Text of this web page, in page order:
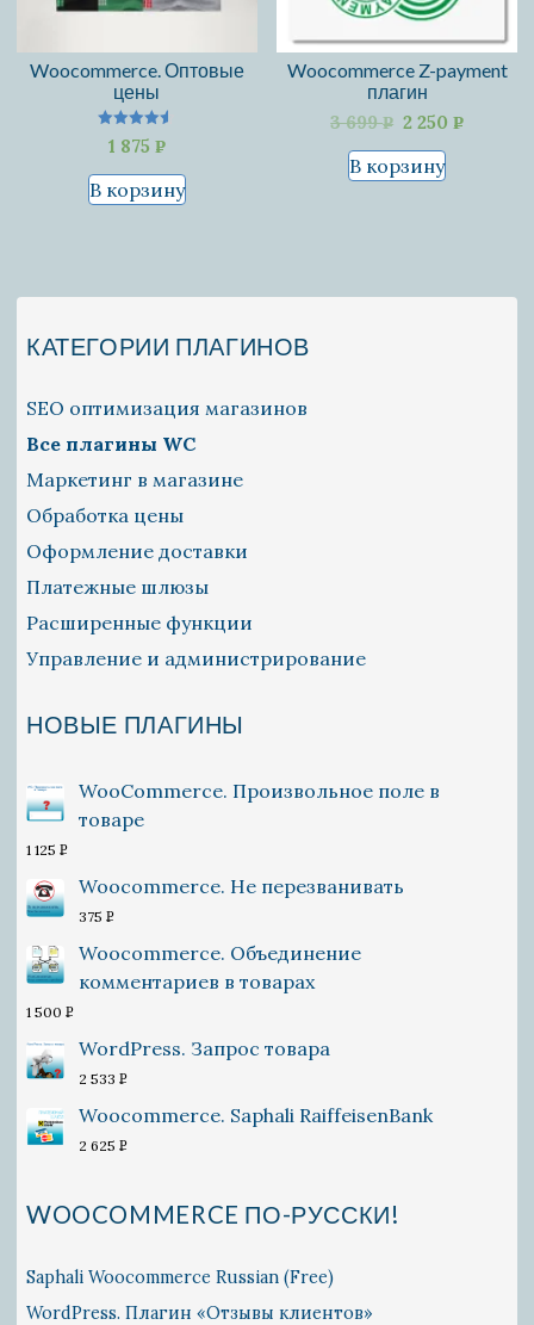
Woocommerce. Оптовые
цены
Оценка
4.50
1 875 P
УБ.
В корзину
Woocommerce Z-payment
плагин
3 699P
УБ.цена
составляла
2 250P
В корзину
КАТЕГОРИИ ПЛАГИНОВ
SEO оптимизация магазинов
Все плагины WС
Маркетинг в магазине
Обработка цены
Оформление доставки
Платежные шлюзы
Расширенные функции
Управление и администрирование
НОВЫЕ ПЛАГИНЫ
WooCommerce. Произвольное поле в
товаре
1 125 P
Woocommerce. Не перезванивать
375 P
Woocommerce. Объединение
комментариев в товарах
1 500 P
WordPress. Запрос товара
2 533 P
Woocommerce. Saphali RaiffeisenBank
2 625 P
WOOCOMMERCE ПО-РУССКИ!
Saphali Woocommerce Russian (Free)
WordPress. Плагин «Отзывы клиентов»